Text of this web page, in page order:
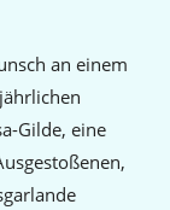
an einem
Gilde, eine